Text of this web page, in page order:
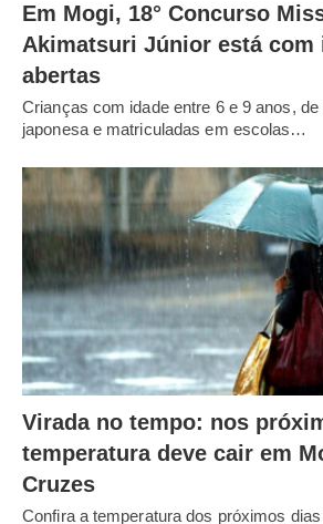
Em Mogi, 18° Concurso
Akimatsuri Júnior está com
abertas
Crianças com idade entre 6 e 9 anos,
japonesa e matriculadas em escolas…
Virada no tempo: nos
temperatura deve cair em
Cruzes
Confira a temperatura dos próximos